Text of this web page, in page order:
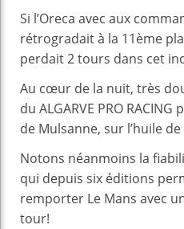
Si l’Oreca avec aux
rétrogradait à la 11ème
perdait 2 tours dans cet
Au cœur de la nuit, très
du ALGARVE PRO
de Mulsanne, sur l’huile
Notons néanmoins la
qui depuis six éditions
remporter Le Mans avec
tour!